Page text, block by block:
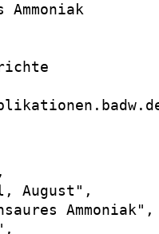
August",
Ammoniak",